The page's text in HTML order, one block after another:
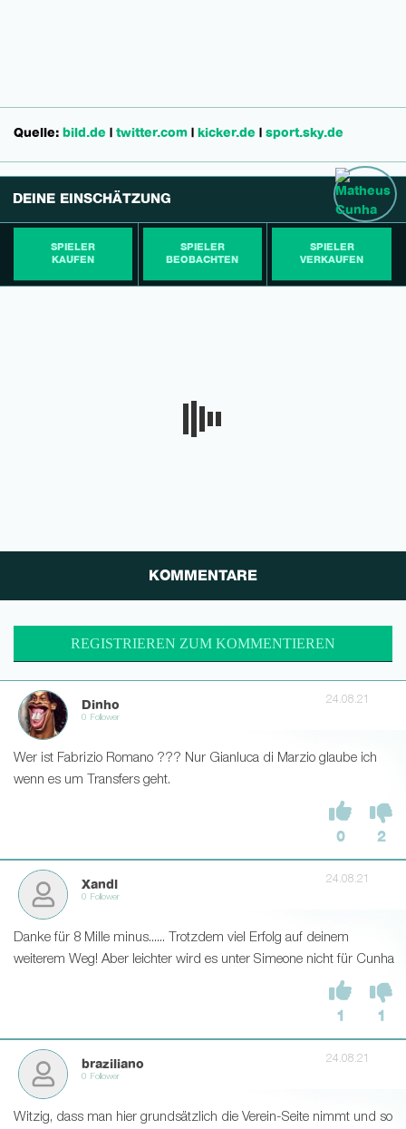
Quelle: bild.de twitter.com kicker.de sport.sky.de
DEINE EINSCHÄTZUNG
SPIELER
KAUFEN
SPIELER
BEOBACHTEN
SPIELER
VERKAUFEN
KOMMENTARE
REGISTRIEREN ZUM KOMMENTIEREN
Dinho
0 Follower
24.08.21
Wer ist Fabrizio Romano ??? Nur Gianluca di Marzio glaube ich
wenn es um Transfers geht.
0 2
Xandl
0 Follower
24.08.21
Danke für 8 Mille minus...... Trotzdem viel Erfolg auf deinem
weiterem Weg! Aber leichter wird es unter Simeone nicht für Cunha
1 1
braziliano
0 Follower
24.08.21
Witzig, dass man hier grundsätzlich die Verein-Seite nimmt und so